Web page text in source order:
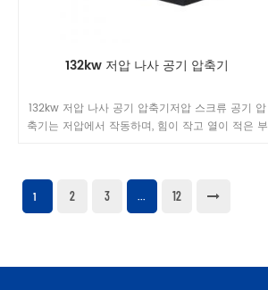
132kw 저압 나사 공기 압축기
132kw 저압 나사 공기 압축기저압 스크류 공기 압
축기는 저압에서 작동하며, 힘이 작고 열이 적은 부
드 뛰어난 새로운 세대의 스크류 로터. 성능, 안정
적인 작동, 내부 압축률 자동 조정 배기 압력 범위
0.2 ~ 0.5 Mpa , 전력의 최적 비율 (에너지 효율)
의 최적화, 모든 디자인은 국제 표준, 혁신적인 로
1 2 3 ... 12